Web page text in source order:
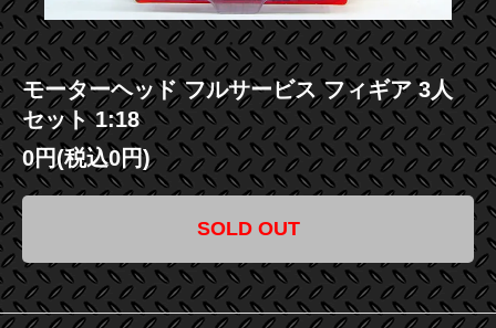
モーターヘッド フルサービス フィギア 3人
セット 1:18
0円(税込0円)
SOLD OUT